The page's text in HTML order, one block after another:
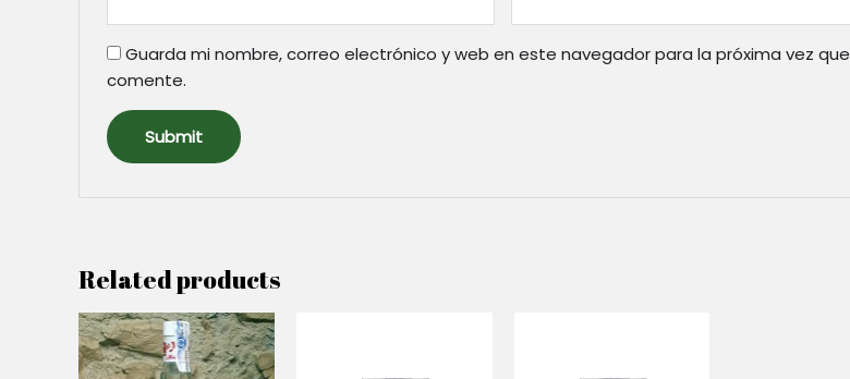
Guarda mi nombre, correo electrónico y web en este navegador para la próxima vez que
comente.
Related products